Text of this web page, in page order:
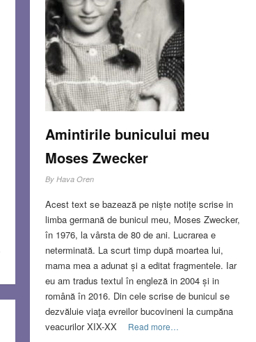
Amintirile bunicului meu
Moses Zwecker
By Hava Oren
Acest text se bazează pe niște notițe scrise in
limba germană de bunicul meu, Moses Zwecker,
în 1976, la vârsta de 80 de ani. Lucrarea e
neterminată. La scurt timp după moartea lui,
mama mea a adunat și a editat fragmentele. Iar
eu am tradus textul în engleză in 2004 și in
română în 2016. Din cele scrise de bunicul se
dezvăluie viaţa evreilor bucovineni la cumpăna
veacurilor XIX-XX
Read more…